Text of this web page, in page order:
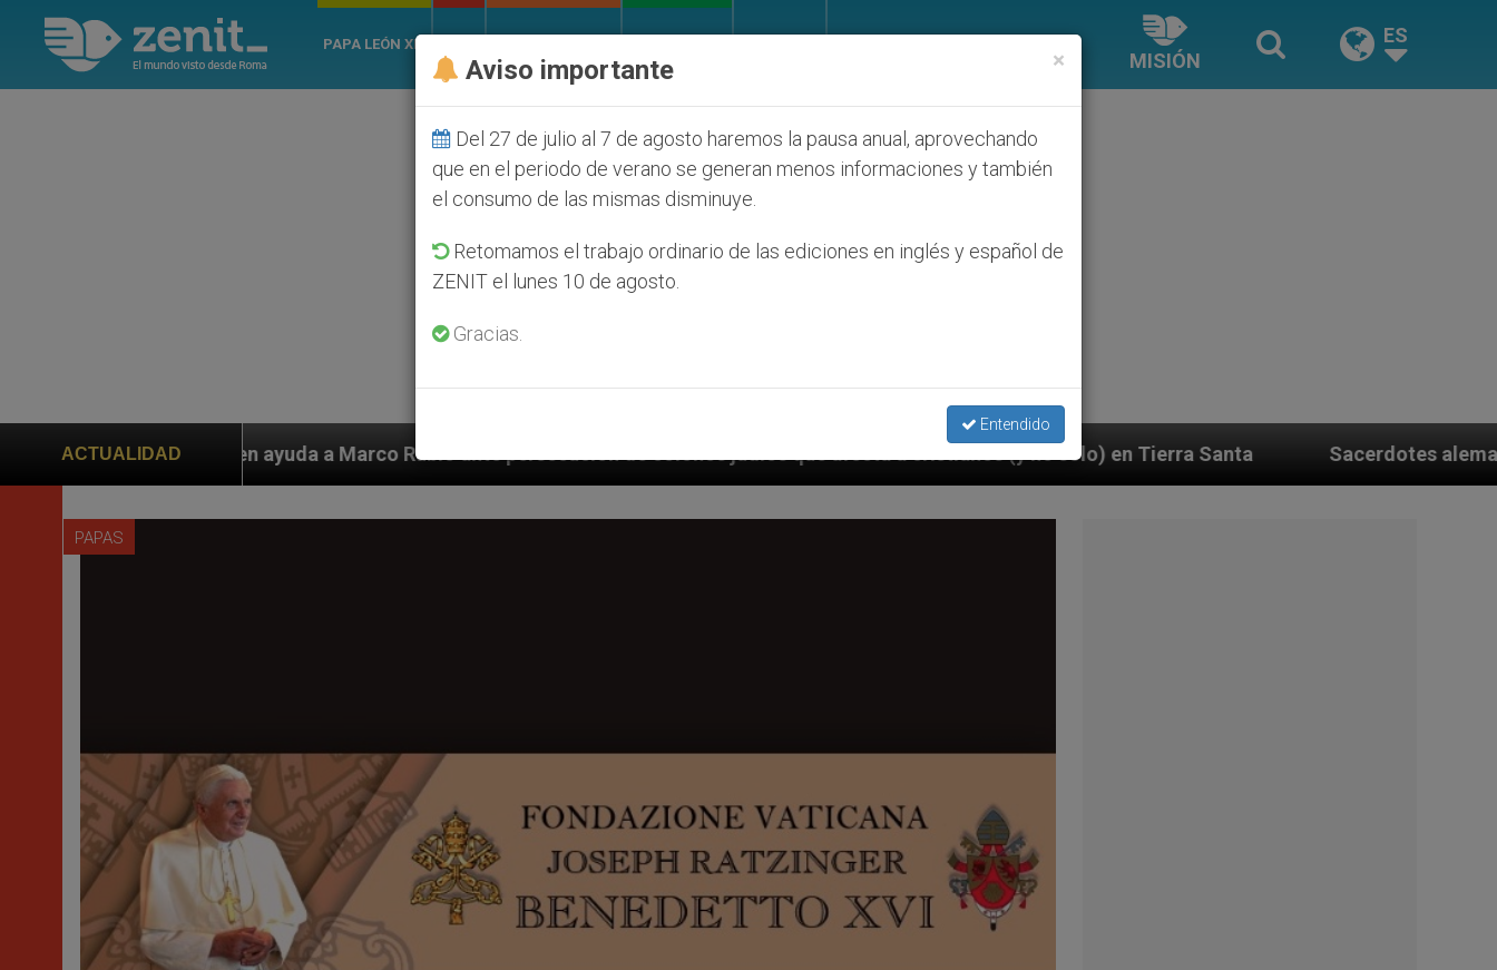
PAPA LEÓN XIV
MISIÓN
ES
ACTUALIDAD
ayuda a Marco Rubio ante persecución de colonos judíos que afecta a cristianos (y no sólo) en Tierra Santa Sacerdotes alemanes fieles al Papa
PAPAS
×
Aviso importante
Del 27 de julio al 7 de agosto haremos la pausa anual, aprovechando
que en el periodo de verano se generan menos informaciones y también
el consumo de las mismas disminuye.
Retomamos el trabajo ordinario de las ediciones en inglés y español de
ZENIT el lunes 10 de agosto.
Gracias.
Entendido